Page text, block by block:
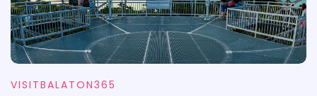
VISITBALATON365